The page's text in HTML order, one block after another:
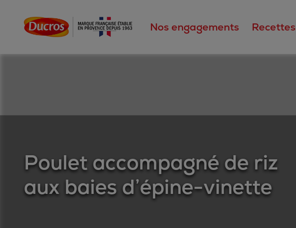
Nos engagements Recettes
Poulet accompagné de riz
aux baies d’épine-vinette